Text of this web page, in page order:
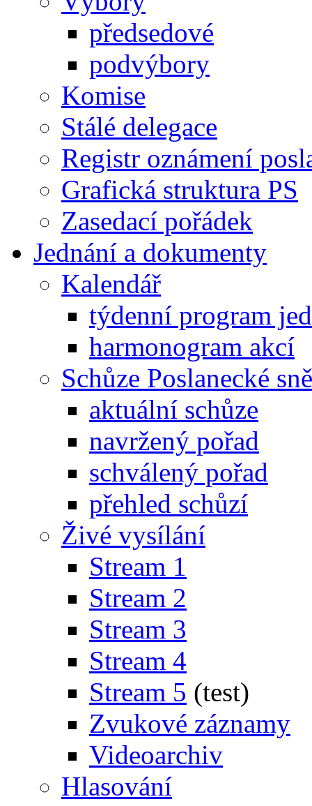
předsedové
podvýbory
Komise
Stálé delegace
Registr oznámení
Grafická struktura PS
Zasedací pořádek
Jednání a dokumenty
Kalendář
týdenní program
harmonogram akcí
Schůze Poslanecké
aktuální schůze
navržený pořad
schválený pořad
přehled schůzí
Živé vysílání
Stream 1
Stream 2
Stream 3
Stream 4
Stream 5 (test)
Zvukové záznamy
Videoarchiv
Hlasování